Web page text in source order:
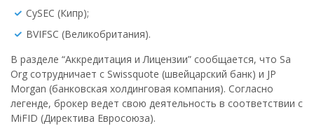
CySEC (Кипр);
BVIFSC (Великобритания).
В разделе “Аккредитация и Лицензии” сообщается, что Sa
Org сотрудничает с Swissquote (швейцарский банк) и JP
Morgan (банковская холдинговая компания). Согласно
легенде, брокер ведет свою деятельность в соответствии с
MiFID (Директива Евросоюза).